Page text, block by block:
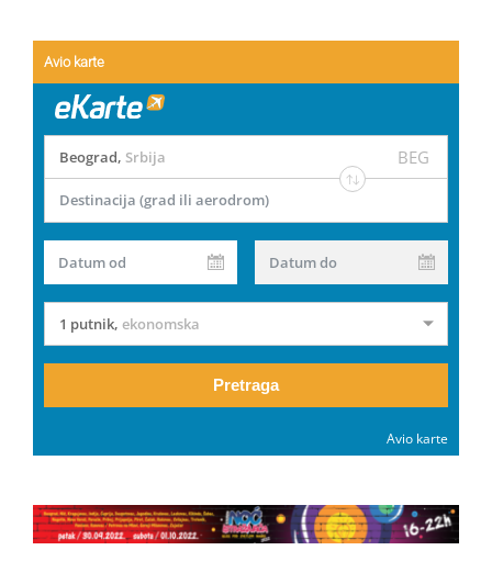
Avio karte
Beograd, Srbija BEG
Destinacija (grad ili aerodrom)
Datum od Datum do
1 putnik, ekonomska
Pretraga
Avio karte